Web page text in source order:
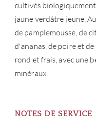
cultivés
jaune verdâtre jeune.
de pamplemousse, de
d'ananas, de poire et
rond et frais, avec une
minéraux.
NOTES DE SERVICE